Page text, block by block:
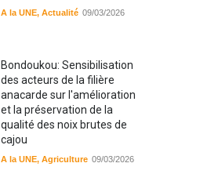
A la UNE, Actualité 09/03/2026
Bondoukou: Sensibilisation
des acteurs de la filière
anacarde sur l'amélioration
et la préservation de la
qualité des noix brutes de
cajou
A la UNE, Agriculture 09/03/2026